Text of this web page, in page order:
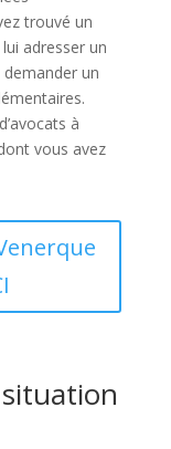
trouvé un
adresser un
un
à
vous avez